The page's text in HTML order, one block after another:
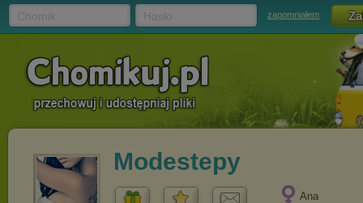
zapomniałem
Modestepy
Ana